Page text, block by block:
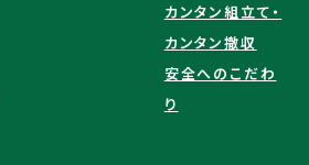
カンタン組立て・
カンタン撤収
安全へのこだわ
り